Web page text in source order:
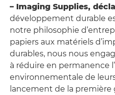
– Imaging Supplies,
développement durable
notre philosophie
papiers aux matériels
durables, nous nous
à réduire en permanence
environnementale de
lancement de la première